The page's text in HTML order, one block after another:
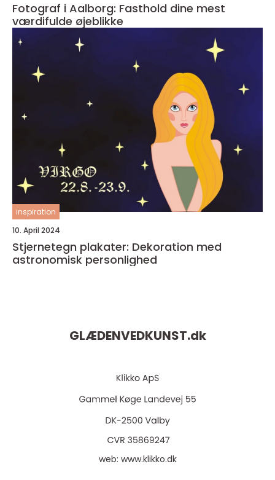
Fotograf i Aalborg: Fasthold dine mest
værdifulde øjeblikke
inspiration
10. April 2024
Stjernetegn plakater: Dekoration med
astronomisk personlighed
GLÆDENVEDKUNST.dk
web: www.klikko.dk